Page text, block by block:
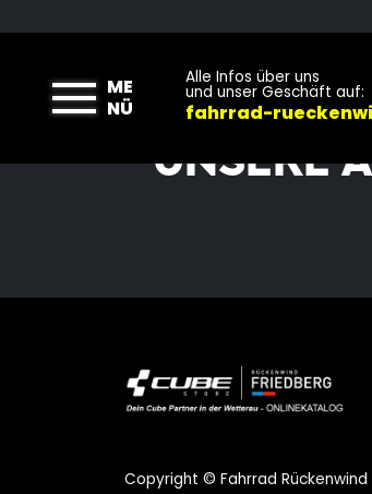
ME
NÜ
Alle Infos über uns
und unser Geschäft auf:
fahrrad-
UNSERE
Copyright © Fahrrad Rückenwind